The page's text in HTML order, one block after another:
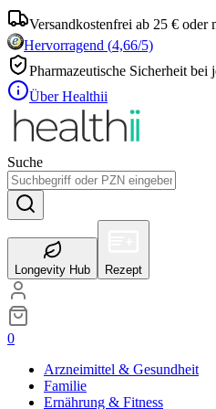
Versandkostenfrei ab 25 € oder
Hervorragend (4,66/5)
Pharmazeutische Sicherheit bei
Über Healthii
Suche
Longevity Hub Rezept
0
Arzneimittel & Gesundheit
Familie
Ernährung & Fitness